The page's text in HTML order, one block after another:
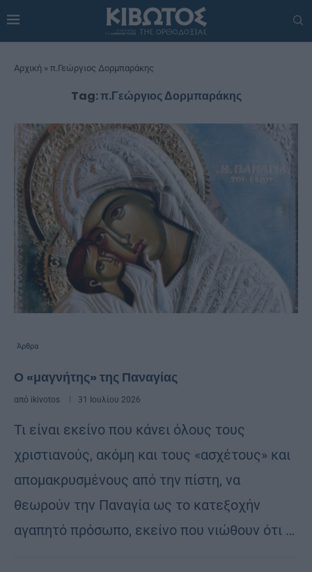
Αρχική » π.Γεώργιος Δορμπαράκης
Tag:π.Γεώργιος Δορμπαράκης
Άρθρα
Ο «μαγνήτης» της Παναγίας
από ikivotos 31 Ιουλίου 2026
Τι είναι εκείνο που κάνει όλους τους
χριστιανούς, ακόμη και τους «ασχέτους» και
απομακρυσμένους από την πίστη, να
θεωρούν την Παναγία ως το κατεξοχήν
αγαπητό πρόσωπο, εκείνο που νιώθουν ότι …